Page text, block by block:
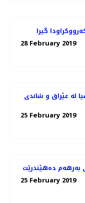
گیرا
28 February 2019
لە عێراق و شاندی
25 February 2019
به‌رهه‌م ده‌هێندرێت
25 February 2019